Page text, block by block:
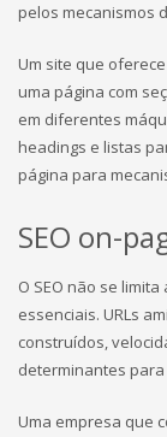
pelos mecanismos
Um site que oferece
uma página com
em diferentes
headings e listas
página para
SEO on-
O SEO não se
essenciais. URLs
construídos,
determinantes
Uma empresa que